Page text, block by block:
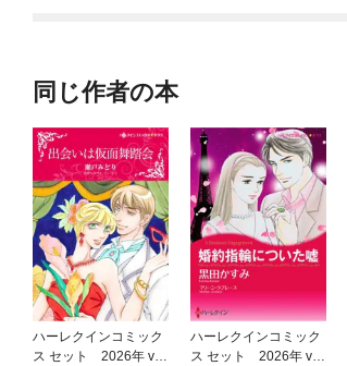
同じ作者の本
ハーレクインコミック
ス セット 2026年 vo
ハーレクインコミック
ス セット 2026年 vo